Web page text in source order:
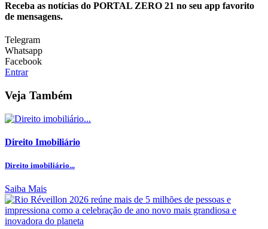
Receba as notícias do PORTAL ZERO 21 no seu app favorito
de mensagens.
Telegram
Whatsapp
Facebook
Entrar
Veja Também
Direito Imobiliário
Direito imobiliário...
Saiba Mais